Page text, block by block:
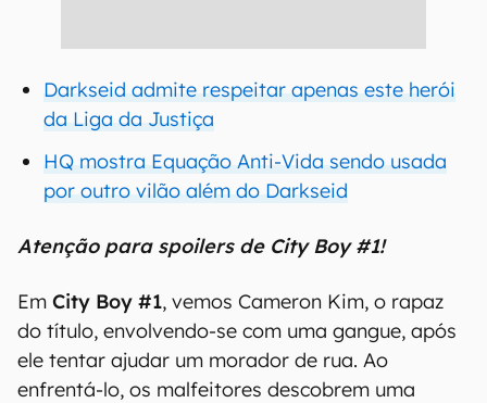
Darkseid admite respeitar apenas este herói
da Liga da Justiça
HQ mostra Equação Anti-Vida sendo usada
por outro vilão além do Darkseid
Atenção para spoilers de City Boy #1!
Em City Boy #1, vemos Cameron Kim, o rapaz
do título, envolvendo-se com uma gangue, após
ele tentar ajudar um morador de rua. Ao
enfrentá-lo, os malfeitores descobrem uma